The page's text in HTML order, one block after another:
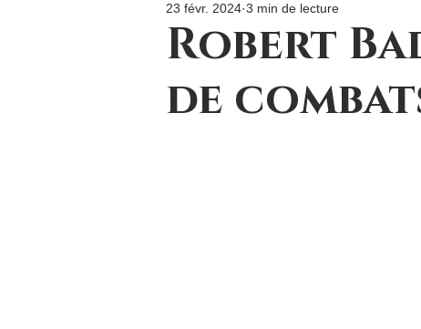
Robert
de
23 févr. 2024 3 min de lecture